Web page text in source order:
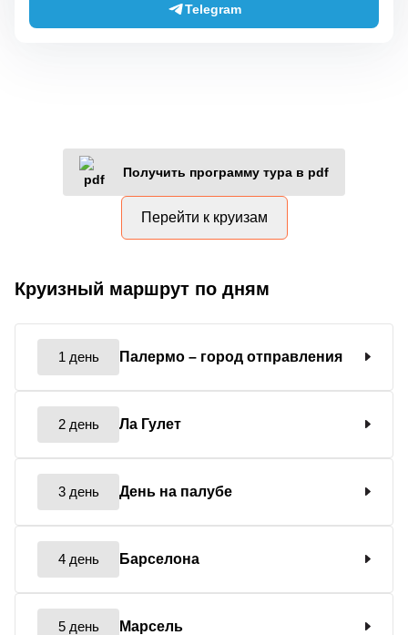
Telegram
Получить программу тура в pdf
Перейти к круизам
Круизный маршрут по дням
1 день Палермо – город отправления
2 день Ла Гулет
3 день День на палубе
4 день Барселона
5 день Марсель